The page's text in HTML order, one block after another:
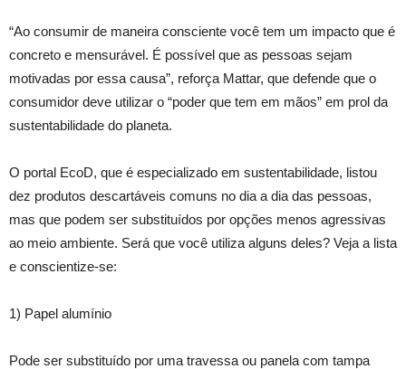
“Ao consumir de maneira consciente você tem um impacto que é
concreto e mensurável. É possível que as pessoas sejam
motivadas por essa causa”, reforça Mattar, que defende que o
consumidor deve utilizar o “poder que tem em mãos” em prol da
sustentabilidade do planeta.
O portal EcoD, que é especializado em sustentabilidade, listou
dez produtos descartáveis comuns no dia a dia das pessoas,
mas que podem ser substituídos por opções menos agressivas
ao meio ambiente. Será que você utiliza alguns deles? Veja a lista
e conscientize-se:
1) Papel alumínio
Pode ser substituído por uma travessa ou panela com tampa